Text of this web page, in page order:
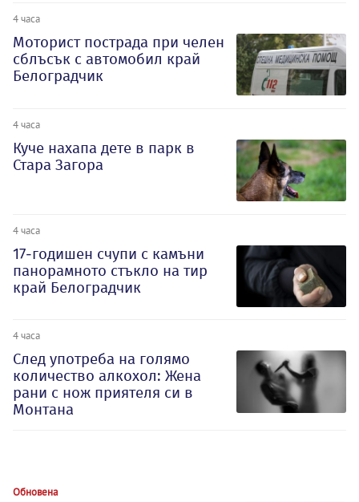
4 часа
Моторист пострада при челен
сблъсък с автомобил край
Белоградчик
4 часа
Куче нахапа дете в парк в
Стара Загора
4 часа
17-годишен счупи с камъни
панорамното стъкло на тир
край Белоградчик
4 часа
След употреба на голямо
количество алкохол: Жена
рани с нож приятеля си в
Монтана
Обновена